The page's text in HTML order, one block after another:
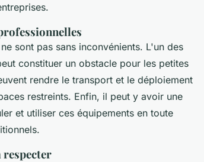
ne sont pas sans inconvénients. L'un des
constituer un obstacle pour les petites
rendre le transport et le déploiement
restreints. Enfin, il peut y avoir une
et utiliser ces équipements en toute
respecter